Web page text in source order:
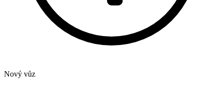
Nový vůz